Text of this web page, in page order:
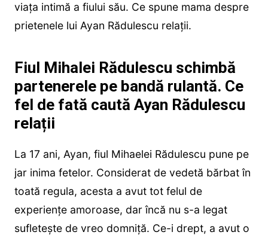
viața intimă a fiului său. Ce spune mama despre
prietenele lui Ayan Rădulescu relații.
Fiul Mihalei Rădulescu schimbă
partenerele pe bandă rulantă. Ce
fel de fată caută Ayan Rădulescu
relații
La 17 ani, Ayan, fiul Mihaelei Rădulescu pune pe
jar inima fetelor. Considerat de vedetă bărbat în
toată regula, acesta a avut tot felul de
experiențe amoroase, dar încă nu s-a legat
sufletește de vreo domniță. Ce-i drept, a avut o